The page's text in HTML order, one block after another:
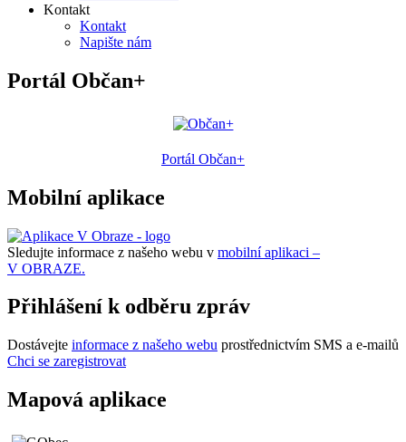
Kontakt
Kontakt
Napište nám
Portál Občan+
Portál Občan+
Mobilní aplikace
Sledujte informace z našeho webu v mobilní aplikaci –
V OBRAZE.
Přihlášení k odběru zpráv
Dostávejte informace z našeho webu prostřednictvím SMS a e-mailů
Chci se zaregistrovat
Mapová aplikace